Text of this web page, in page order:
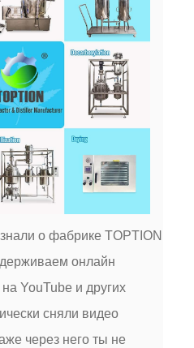
о фабрике TOPTION
онлайн
YouTube и других
сняли видео
через него ты не